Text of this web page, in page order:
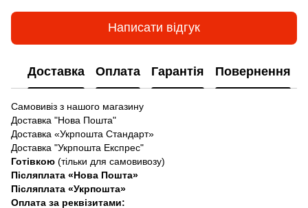
Написати відгук
Доставка Оплата Гарантія Повернення
Самовивіз з нашого магазину
Доставка "Нова Пошта"
Доставка «Укрпошта Стандарт»
Доставка "Укрпошта Експрес"
Готівкою (тільки для самовивозу)
Післяплата «Нова Пошта»
Післяплата «Укрпошта»
Оплата за реквізитами: